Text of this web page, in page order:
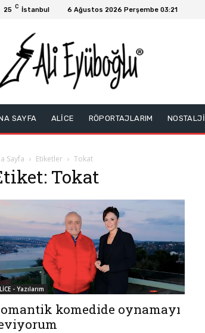
25 C İstanbul 6 Ağustos 2026 Perşembe 03:21
SAYFA ALİCE RÖPORTAJLARIM NOSTALJİ
Sayfa Etiketler Tokat
Tokat
- Yazılarım
komedide oynamayı